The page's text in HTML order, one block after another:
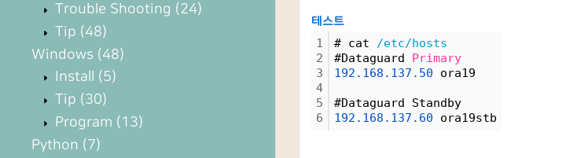
Trouble Shooting (24)
Tip (48)
Windows (48)
Install (5)
Tip (30)
Program (13)
Python (7)
테스트
1
2
3
4
5
6
# cat /etc/hosts
#Dataguard Primary
192.168.137.50 ora19
#Dataguard Standby
192.168.137.60 ora19stb